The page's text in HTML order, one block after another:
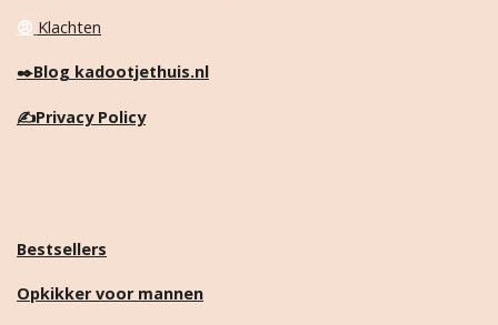
😠 Klachten
✒️Blog kadootjethuis.nl
✍️Privacy Policy
Bestsellers
Opkikker voor mannen